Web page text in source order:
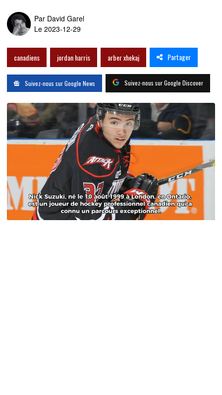
Par David Garel
Le 2023-12-29
canadiens jordan harris arber xhekaj Partager
Suivez-nous sur Google News Suivez-nous sur Google Discover